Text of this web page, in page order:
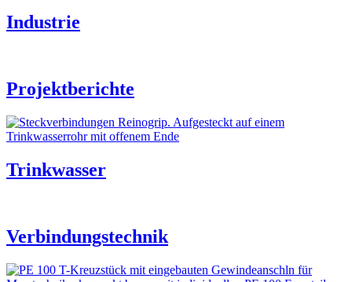
Industrie
Projektberichte
Trinkwasser
Verbindungstechnik